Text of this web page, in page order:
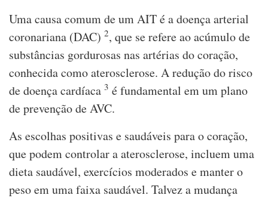
Uma causa comum de um AIT é a doença arterial
coronariana (DAC) 2, que se refere ao acúmulo de
substâncias gordurosas nas artérias do coração,
conhecida como aterosclerose. A redução do risco
de doença cardíaca 3 é fundamental em um plano
de prevenção de AVC.
As escolhas positivas e saudáveis para o coração,
que podem controlar a aterosclerose, incluem uma
dieta saudável, exercícios moderados e manter o
peso em uma faixa saudável. Talvez a mudança